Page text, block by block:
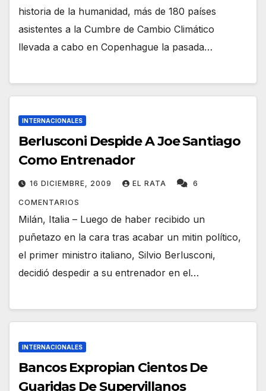
historia de la humanidad, más de 180 países
asistentes a la Cumbre de Cambio Climático
llevada a cabo en Copenhague la pasada…
INTERNACIONALES
Berlusconi Despide A Joe Santiago
Como Entrenador
16 DICIEMBRE, 2009 EL RATA 6
COMENTARIOS
Milán, Italia – Luego de haber recibido un
puñetazo en la cara tras acabar un mitin político,
el primer ministro italiano, Silvio Berlusconi,
decidió despedir a su entrenador en el…
INTERNACIONALES
Bancos Expropian Cientos De
Guaridas De Supervillanos